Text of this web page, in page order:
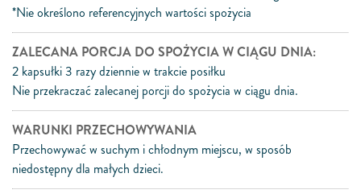
*Nie określono referencyjnych wartości spożycia
ZALECANA PORCJA DO SPOŻYCIA W CIĄGU DNIA:
2 kapsułki 3 razy dziennie w trakcie posiłku
Nie przekraczać zalecanej porcji do spożycia w ciągu dnia.
WARUNKI PRZECHOWYWANIA
Przechowywać w suchym i chłodnym miejscu, w sposób
niedostępny dla małych dzieci.